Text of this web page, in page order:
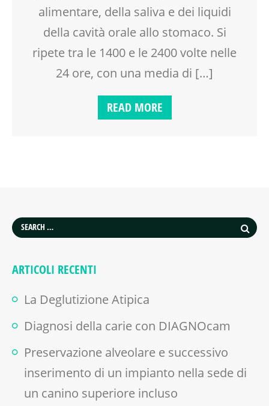
alimentare, della saliva e dei liquidi
della cavità orale allo stomaco. Si
ripete tra le 1400 e le 2400 volte nelle
24 ore, con una media di […]
READ MORE
ARTICOLI RECENTI
La Deglutizione Atipica
Diagnosi della carie con DIAGNOcam
Preservazione alveolare e successivo
inserimento di un impianto nella sede di
un canino superiore incluso